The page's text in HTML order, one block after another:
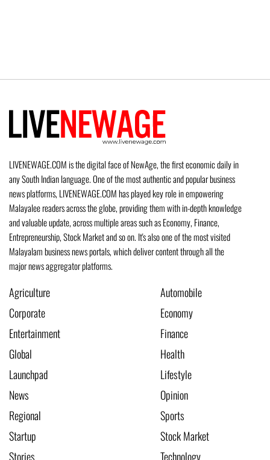
LIVENEWAGE.COM is the digital face of NewAge, the first economic daily in
any South Indian language. One of the most authentic and popular business
news platforms, LIVENEWAGE.COM has played key role in empowering
Malayalee readers across the globe, providing them with in-depth knowledge
and valuable update, across multiple areas such as Economy, Finance,
Entrepreneurship, Stock Market and so on. It's also one of the most visited
Malayalam business news portals, which deliver content through all the
major news aggregator platforms.
Agriculture
Automobile
Corporate
Economy
Entertainment
Finance
Global
Health
Launchpad
Lifestyle
News
Opinion
Regional
Sports
Startup
Stock Market
Stories
Technology